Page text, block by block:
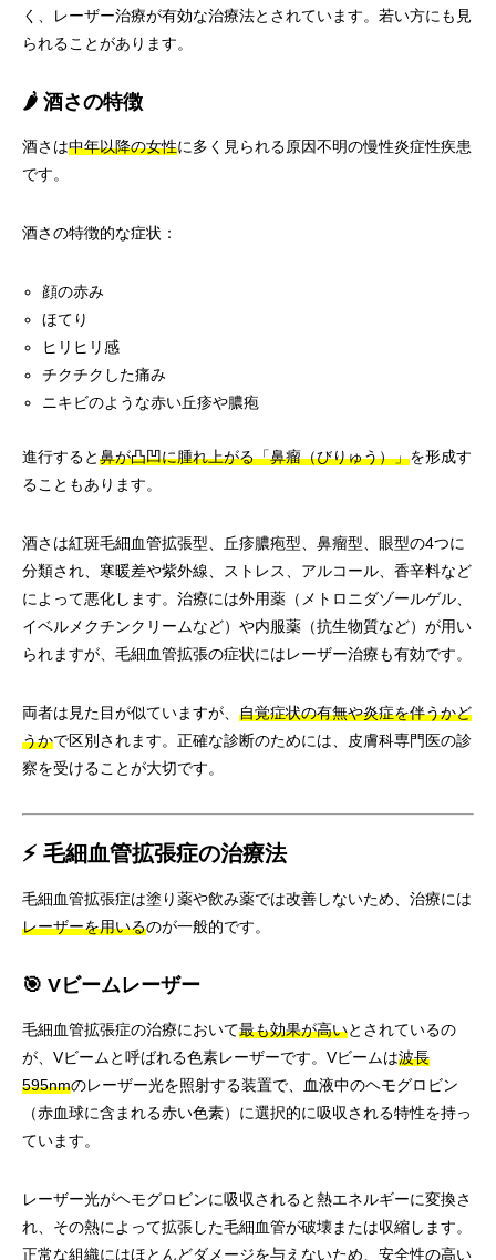
く、レーザー治療が有効な治療法とされています。若い方にも見
られることがあります。
🌶️ 酒さの特徴
酒さは中年以降の女性に多く見られる原因不明の慢性炎症性疾患
です。
酒さの特徴的な症状：
顔の赤み
ほてり
ヒリヒリ感
チクチクした痛み
ニキビのような赤い丘疹や膿疱
進行すると鼻が凸凹に腫れ上がる「鼻瘤（びりゅう）」を形成す
ることもあります。
酒さは紅斑毛細血管拡張型、丘疹膿疱型、鼻瘤型、眼型の4つに
分類され、寒暖差や紫外線、ストレス、アルコール、香辛料など
によって悪化します。治療には外用薬（メトロニダゾールゲル、
イベルメクチンクリームなど）や内服薬（抗生物質など）が用い
られますが、毛細血管拡張の症状にはレーザー治療も有効です。
両者は見た目が似ていますが、 自覚症状の有無や炎症を伴うかど
うかで区別されます。正確な診断のためには、皮膚科専門医の診
察を受けることが大切です。
⚡ 毛細血管拡張症の治療法
毛細血管拡張症は塗り薬や飲み薬では改善しないため、治療には
レーザーを用いるのが一般的です。
🎯 Vビームレーザー
毛細血管拡張症の治療において最も効果が高いとされているの
が、Vビームと呼ばれる色素レーザーです。Vビームは波長
595nmのレーザー光を照射する装置で、血液中のヘモグロビン
（赤血球に含まれる赤い色素）に選択的に吸収される特性を持っ
ています。
レーザー光がヘモグロビンに吸収されると熱エネルギーに変換さ
れ、その熱によって拡張した毛細血管が破壊または収縮します。
正常な組織にはほとんどダメージを与えないため、安全性の高い